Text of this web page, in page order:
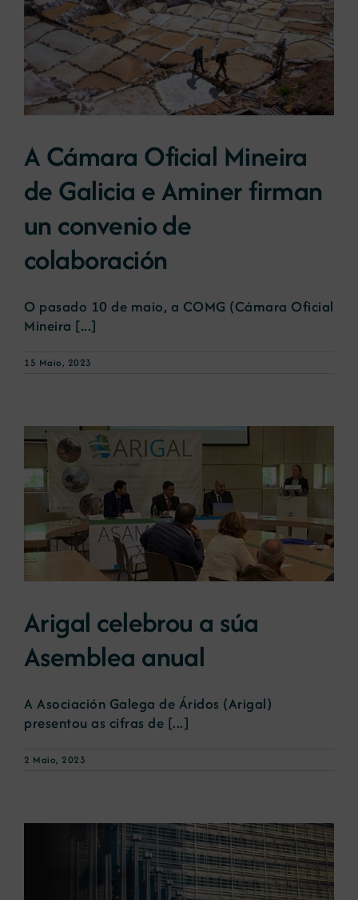
A Cámara Oficial Mineira
de Galicia e Aminer firman
un convenio de
colaboración
O pasado 10 de maio, a COMG (Cámara Oficial
Mineira [...]
15 Maio, 2023
Arigal celebrou a súa
Asemblea anual
A Asociación Galega de Áridos (Arigal)
presentou as cifras de [...]
2 Maio, 2023